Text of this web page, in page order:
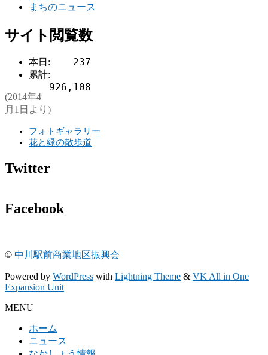
まちのニュース
サイト閲覧数
本日: 237
累計:
926,108
(2014年4
月1日より)
フォトギャラリー
花と緑の散歩道
Twitter
Facebook
© 中川駅前商業地区振興会
Powered by WordPress with Lightning Theme & VK All in One
Expansion Unit
MENU
ホーム
ニュース